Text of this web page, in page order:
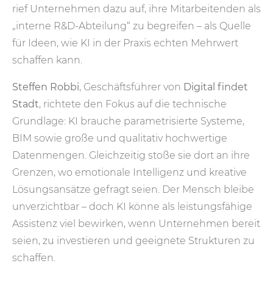
rief Unternehmen dazu auf, ihre Mitarbeitenden als
„interne R&D-Abteilung“ zu begreifen – als Quelle
für Ideen, wie KI in der Praxis echten Mehrwert
schaffen kann.
Steffen Robbi, Geschäftsführer von Digital findet
Stadt, richtete den Fokus auf die technische
Grundlage: KI brauche parametrisierte Systeme,
BIM sowie große und qualitativ hochwertige
Datenmengen. Gleichzeitig stoße sie dort an ihre
Grenzen, wo emotionale Intelligenz und kreative
Lösungsansätze gefragt seien. Der Mensch bleibe
unverzichtbar – doch KI könne als leistungsfähige
Assistenz viel bewirken, wenn Unternehmen bereit
seien, zu investieren und geeignete Strukturen zu
schaffen.